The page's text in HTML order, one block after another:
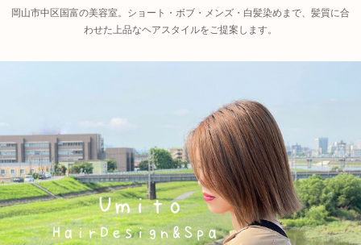
岡山市中区国富の美容室。ショート・ボブ・メンズ・白髪染めまで、髪質に合
わせた上品なヘアスタイルをご提案します。